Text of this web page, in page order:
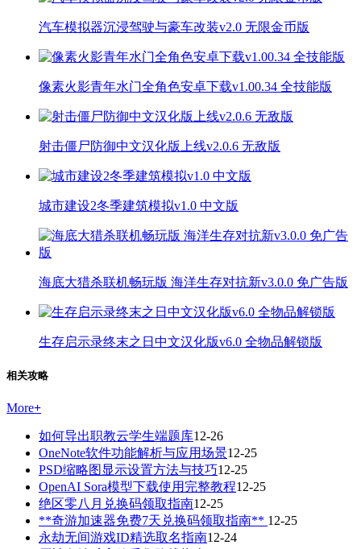
汽车模拟器沉浸驾驶与豪车改装v2.0 无限金币版
像素火影青年水门全角色安卓下载v1.00.34 全技能版
射击僵尸防御中文汉化版上线v2.0.6 无敌版
城市建设2冬季建筑模拟v1.0 中文版
海底大猎杀联机畅玩版 海洋生存对抗新v3.0.0 免广告版
生存启示录终末之日中文汉化版v6.0 全物品解锁版
相关攻略
More+
如何导出职教云学生端题库12-26
OneNote软件功能解析与应用场景12-25
PSD缩略图显示设置方法与技巧12-25
OpenAI Sora模型下载使用完整教程12-25
绝区零八月兑换码领取指南12-25
**奇游加速器免费7天兑换码领取指南** 12-25
永劫无间游戏ID精选取名指南12-24